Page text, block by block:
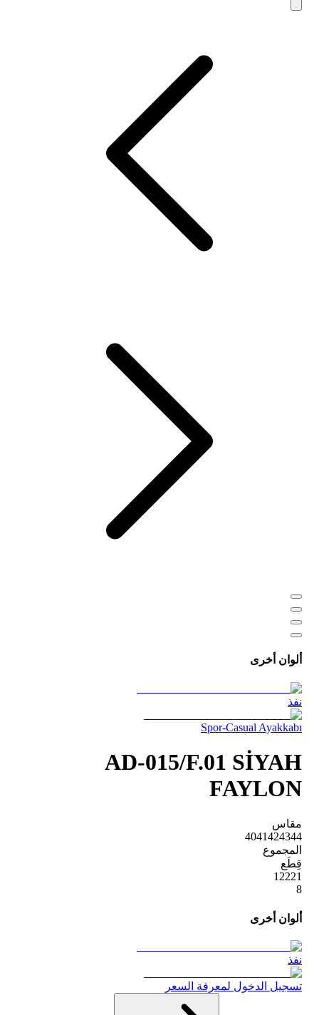
ألوان أخرى
نفذ
Spor-Casual Ayakkabı
AD-015/F.01 SİYAH
FAYLON
مقاس
4041424344
المجموع
قِطَع
12221
8
ألوان أخرى
نفذ
تسجيل الدخول لمعرفة السعر